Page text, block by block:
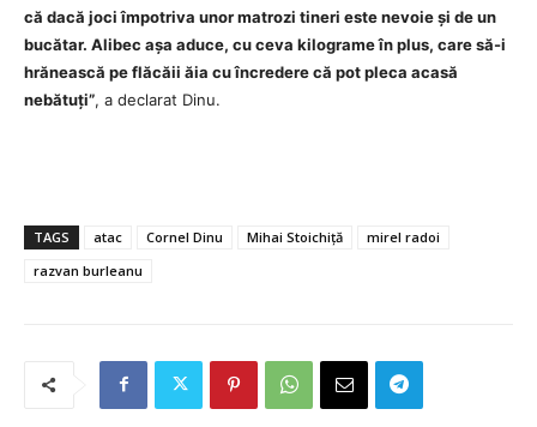
că dacă joci împotriva unor matrozi tineri este nevoie și de un
bucătar. Alibec așa aduce, cu ceva kilograme în plus, care să-i
hrănească pe flăcăii ăia cu încredere că pot pleca acasă
nebătuți”, a declarat Dinu.
TAGS atac Cornel Dinu Mihai Stoichiță
mirel radoi
razvan burleanu